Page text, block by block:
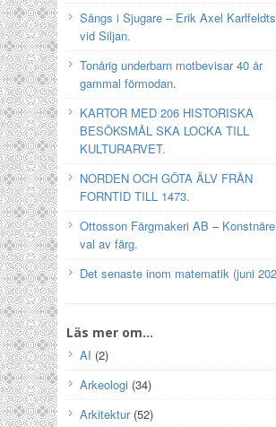
Sångs i Sjugare – Erik Axel
vid Siljan.
Tonårig underbarn motbevisar 40 år
gammal förmodan.
KARTOR MED 206 HISTORISKA
BESÖKSMÅL SKA LOCKA TILL
KULTURARVET.
NORDEN OCH GÖTA ÄLV FRÅN
FORNTID TILL 1473.
Ottosson Färgmakeri AB –
val av färg.
Det senaste inom matematik (juni
Läs mer om…
AI (2)
Arkeologi (34)
Arkitektur(52)